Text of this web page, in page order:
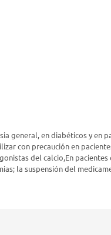
general, en diabéticos y en
con precaución en
del calcio,En
la suspensión del